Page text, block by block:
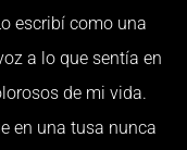
escribí como una
a lo que sentía en
de mi vida.
en una tusa nunca